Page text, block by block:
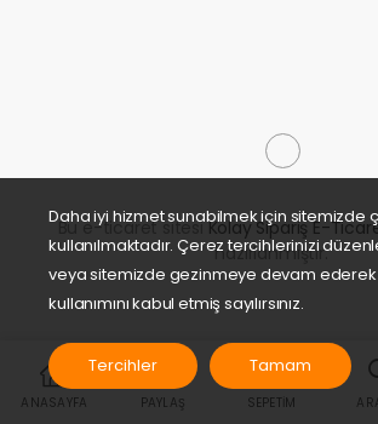
Bu e-ticaret sitesiKolay Sipariş E-
hazırlanmıştır.
ANASAYFA PAYLAŞ SEPETIM
Daha iyi hizmet sunabilmek için sitemizde
kullanılmaktadır. Çerez tercihlerinizi
veya sitemizde gezinmeye devam
kullanımını kabul etmiş sayılırsınız.
Tercihler Tamam